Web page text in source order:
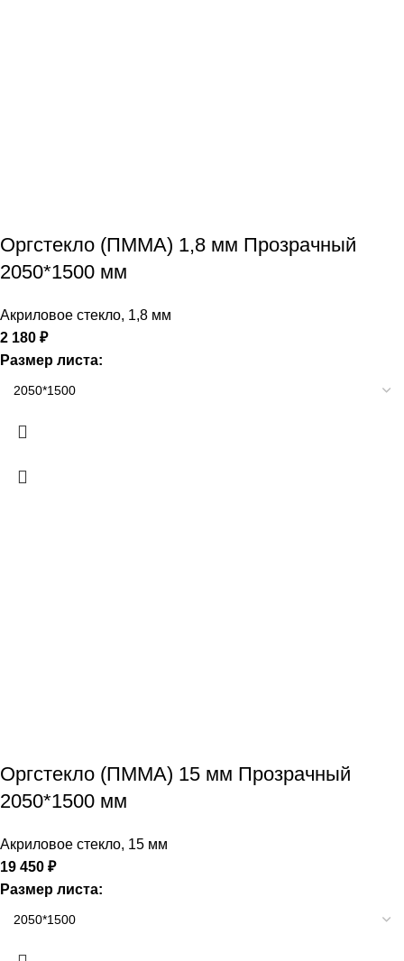
Оргстекло (ПММА) 1,8 мм Прозрачный
2050*1500 мм
Акриловое стекло, 1,8 мм
2 180 ₽
Размер листа:
Оргстекло (ПММА) 15 мм Прозрачный
2050*1500 мм
Акриловое стекло, 15 мм
19 450 ₽
Размер листа: